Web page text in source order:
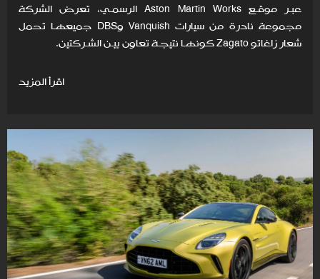
عبـر موقـع Aston Martin Works الرسمـي، تعرض الشركة
مجموعة نادرة من سيارات Vanquish وDBS جميعهـا تحمل
شعار زاغاتو Zagato كونهـا نتيجـة تعاون بيـن الشـركتين.
اقرأ المزيد